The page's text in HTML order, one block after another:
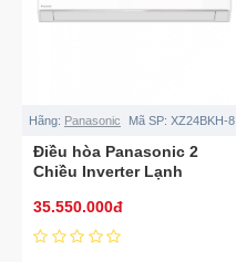
Hãng: Panasonic Mã SP: XZ24BKH-8
Điều hòa Panasonic 2
Chiều Inverter Lạnh
27.300BTU/2.5HP CS-
XZ24BKH-8
35.550.000đ